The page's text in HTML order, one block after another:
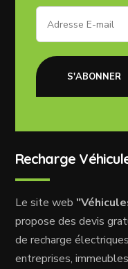
S'ABONNER
Recharge
Le site web
propose des devis
de recharge
entreprises,